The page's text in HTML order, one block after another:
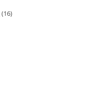
(16)